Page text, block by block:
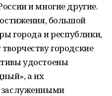
и многие другие.
большой
города и республики,
городские
удостоены
а их
заслуженными